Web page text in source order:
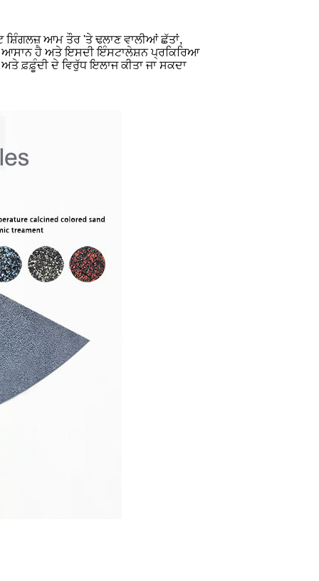
ਆਮ ਤੌਰ 'ਤੇ ਢਲਾਣ ਵਾਲੀਆਂ ਛੱਤਾਂ,
ਆਸਾਨ ਹੈ ਅਤੇ ਇਸਦੀ ਇੰਸਟਾਲੇਸ਼ਨ ਪ੍ਰਕਿਰਿਆ
ਫ਼ਫ਼ੂੰਦੀ ਦੇ ਵਿਰੁੱਧ ਇਲਾਜ ਕੀਤਾ ਜਾ ਸਕਦਾ